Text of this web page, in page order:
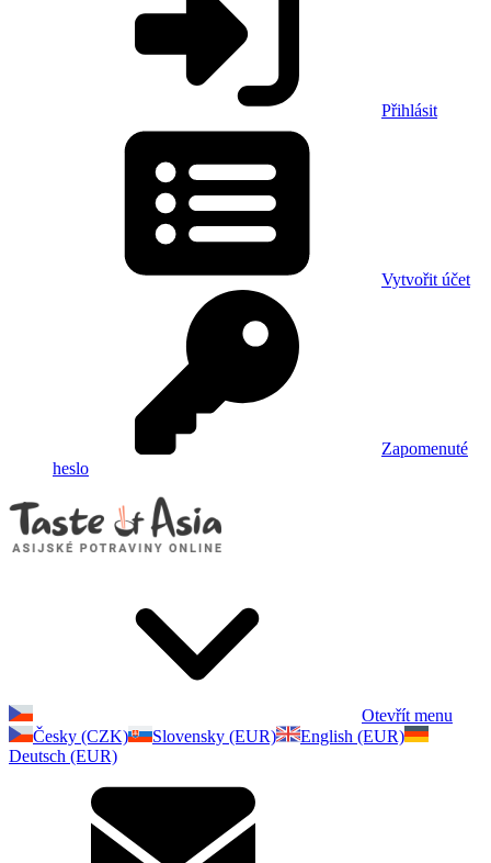
Přihlásit
Vytvořit účet
Zapomenuté
heslo
Otevřít menu
Česky (CZK)
Slovensky (EUR)
English (EUR)
Deutsch (EUR)